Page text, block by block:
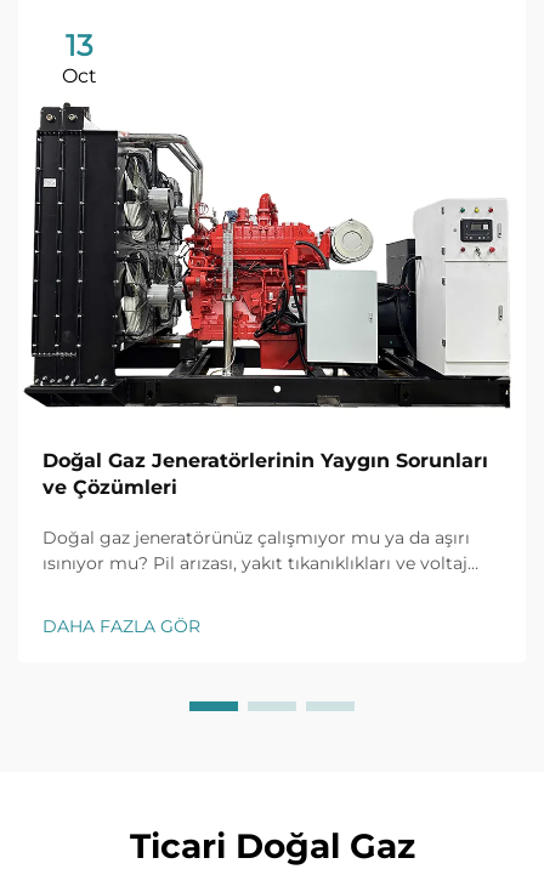
13
Oct
Doğal Gaz Jeneratörlerinin Yaygın Sorunları
ve Çözümleri
Doğal gaz jeneratörünüz çalışmıyor mu ya da aşırı
ısınıyor mu? Pil arızası, yakıt tıkanıklıkları ve voltaj
çözümleri keşfedin. Şimdi duruş süresini önleyin.
DAHA FAZLA GÖR
Ticari Doğal Gaz